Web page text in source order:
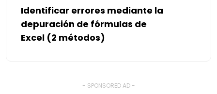
Identificar errores mediante la
depuración de fórmulas de
Excel (2 métodos)
- SPONSORED AD -